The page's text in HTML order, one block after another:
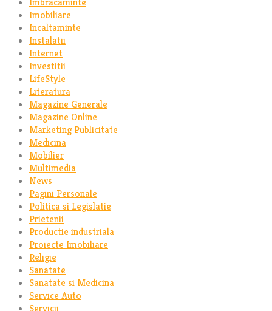
Imobiliare
Incaltaminte
Instalatii
Internet
Investitii
LifeStyle
Literatura
Magazine Generale
Magazine Online
Marketing Publicitate
Medicina
Mobilier
Multimedia
News
Pagini Personale
Politica si Legislatie
Prietenii
Productie industriala
Proiecte Imobiliare
Religie
Sanatate
Sanatate si Medicina
Service Auto
Servicii